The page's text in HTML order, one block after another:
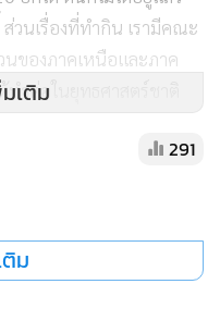
วนเรื่องที่ทำกิน เรามีคณะ
นของภาคเหนือและภาค
ทำต่อในยุทธศาสตร์ชาติ
ประชุมได้มีการหารือถึง
อยู่ ซึ่งตนจะเร่งรัดให้เกิด
เติม
291
ม